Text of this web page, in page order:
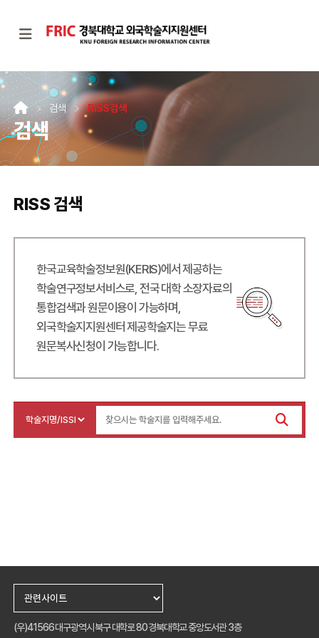
검색 RISS 검색
검색
RISS 검색
한국교육학술정보원(KERIS)에서 제공하는
학술연구정보서비스로, 전국 대학 소장자료의
통합검색과 원문이용이 가능하며,
외국학술지지원센터 제공학술지는 무료
원문복사신청이 가능합니다.
(우)41566 대구광역시 북구 대학로 80 경북대학교 중앙도서관 3층